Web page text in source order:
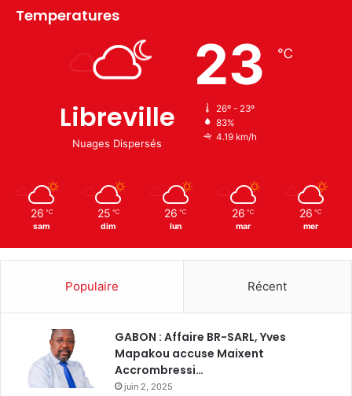
Temperatures
Libreville
Nuages Dispersés
23 ℃
26º - 23º
83%
4.19 km/h
26 ℃
sam
25 ℃
dim
26 ℃
lun
26 ℃
mar
26 ℃
mer
Populaire Récent
GABON : Affaire BR-SARL, Yves
Mapakou accuse Maixent
Accrombressi…
juin 2, 2025